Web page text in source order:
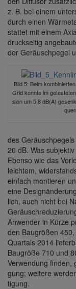
z. B. bei einem
durch einen
stattet mit einem
druck­seitig
der Geräusch­pegel
Bild 5: Beim
Grid konnte im
sion um 5,8 dB(A)
des
20 dB. Was
Ebenso wie das
leichtem,
einfach montieren
eine
lich, auch nicht bei
Anwender in Kürze
den Baugrößen
Quar­tals 2014
Baugröße 710 und
Verwen­dung
gung; weitere
ti­gung.